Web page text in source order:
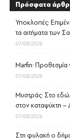
Πρόσφατα
Υποκλοπές:
τα αιτήματα των
07/08/2026
Marfin: Προθεσμία
07/08/2026
Μυστράς: Στο
στον καταψύκτη –
07/08/2026
Στη φυλακή ο